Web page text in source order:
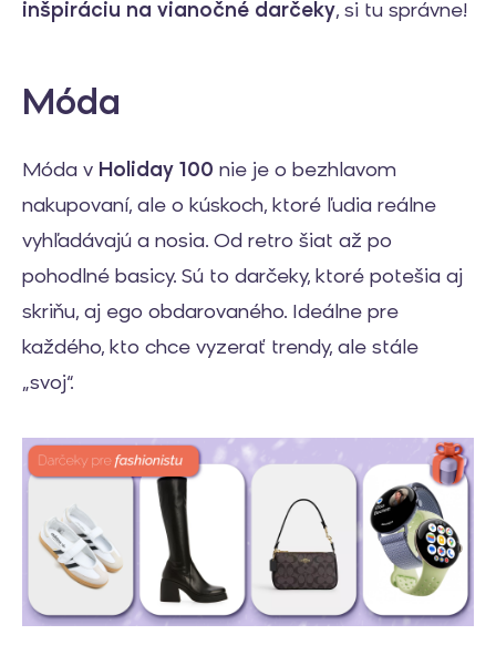
inšpiráciu na vianočné darčeky, si tu správne!
Móda
Móda v Holiday 100 nie je o bezhlavom
nakupovaní, ale o kúskoch, ktoré ľudia reálne
vyhľadávajú a nosia. Od retro šiat až po
pohodlné basicy. Sú to darčeky, ktoré potešia aj
skriňu, aj ego obdarovaného. Ideálne pre
každého, kto chce vyzerať trendy, ale stále
„svoj“.